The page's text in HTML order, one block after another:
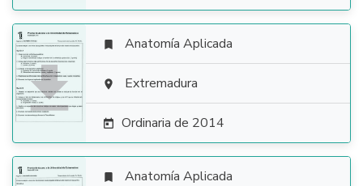

 Anatomía Aplicada
 Extremadura
 Ordinaria de 2014
 Anatomía Aplicada